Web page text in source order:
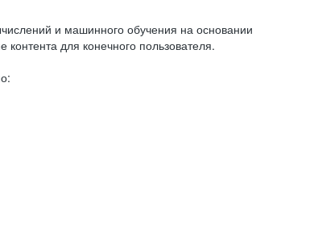
и машинного обучения на основании
для конечного пользователя.